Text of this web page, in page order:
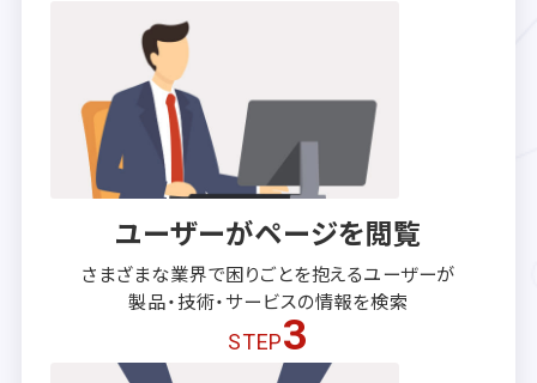
ユーザーがページを閲覧
さまざまな業界で困りごとを抱えるユーザーが
製品・技術・サービスの情報を検索
STEP3